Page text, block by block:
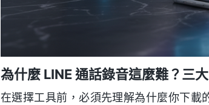
為什麼 LINE 通話錄音這麼難？三
在選擇工具前，必須先理解為什麼你下載